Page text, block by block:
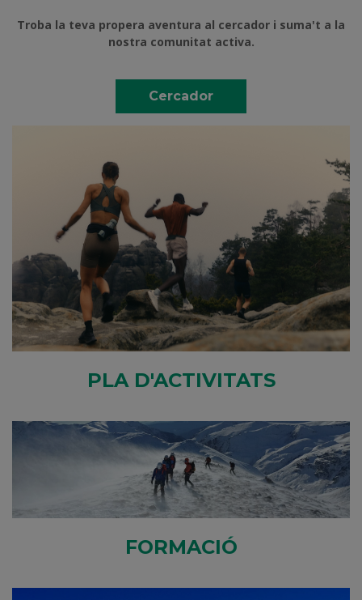
Troba la teva propera aventura al cercador i suma't a la
nostra comunitat activa.
Cercador
PLA D'ACTIVITATS
FORMACIÓ